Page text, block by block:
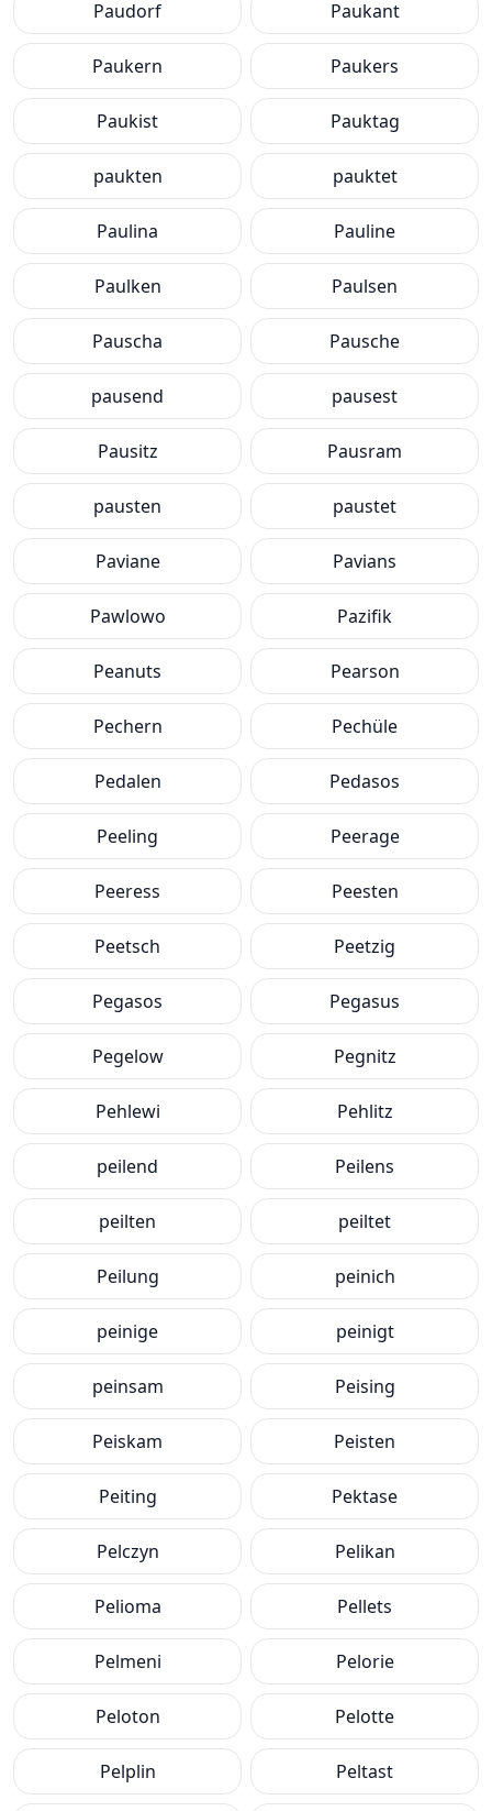
Paudorf Paukant
Paukern Paukers
Paukist Pauktag
paukten pauktet
Paulina Pauline
Paulken Paulsen
Pauscha Pausche
pausend pausest
Pausitz Pausram
pausten paustet
Paviane Pavians
Pawlowo Pazifik
Peanuts Pearson
Pechern Pechüle
Pedalen Pedasos
Peeling Peerage
Peeress Peesten
Peetsch Peetzig
Pegasos Pegasus
Pegelow Pegnitz
Pehlewi Pehlitz
peilend Peilens
peilten peiltet
Peilung peinich
peinige peinigt
peinsam Peising
Peiskam Peisten
Peiting Pektase
Pelczyn Pelikan
Pelioma Pellets
Pelmeni Pelorie
Peloton Pelotte
Pelplin Peltast